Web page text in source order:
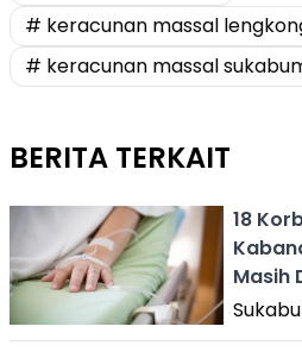
# keracunan massal
# keracunan massal
BERITA TERKAIT
18
Masih
Anak-